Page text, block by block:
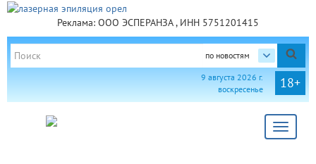
Реклама: ООО ЭСПЕРАНЗА , ИНН 5751201415
по новостям
18+
9 августа 2026 г.
воскресенье
Toggle